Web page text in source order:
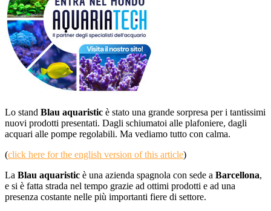
Lo stand Blau aquaristic è stato una grande sorpresa per i tantissimi
nuovi prodotti presentati. Dagli schiumatoi alle plafoniere, dagli
acquari alle pompe regolabili. Ma vediamo tutto con calma.
(click here for the english version of this article)
La Blau aquaristic è una azienda spagnola con sede a Barcellona,
e si è fatta strada nel tempo grazie ad ottimi prodotti e ad una
presenza costante nelle più importanti fiere di settore.